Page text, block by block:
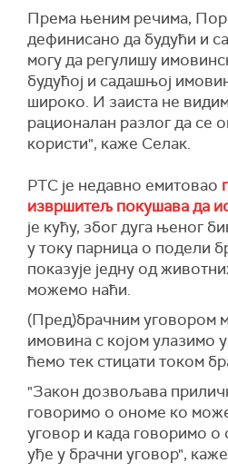
Према њеним речима,
дефинисано да будући и
могу да регулишу
будућој и садашњој
широко. И заиста не
рационалан разлог да се
користи", каже Селак.
РТС је недавно емитовао
извршитељ покушава да
је кућу, због дуга њеног
у току парница о подели
показује једну од
можемо наћи.
(Пред)брачним уговором
имовина с којом улазимо
ћемо тек стицати током
"Закон дозвољава
говоримо о ономе ко
уговор и када говоримо
уђе у брачни уговор",